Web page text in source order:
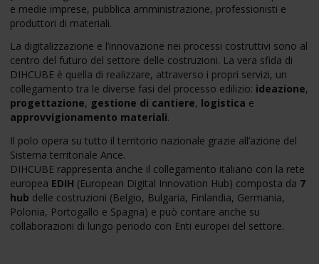
e medie imprese, pubblica amministrazione, professionisti e
produttori di materiali.
La digitalizzazione e l’innovazione nei processi costruttivi sono al
centro del futuro del settore delle costruzioni. La vera sfida di
DIHCUBE è quella di realizzare, attraverso i propri servizi, un
collegamento tra le diverse fasi del processo edilizio: ideazione,
progettazione, gestione di cantiere, logistica e
approvvigionamento materiali.
Il polo opera su tutto il territorio nazionale grazie all’azione del
Sistema territoriale Ance.
DIHCUBE rappresenta anche il collegamento italiano con la rete
europea EDIH (European Digital Innovation Hub) composta da 7
hub delle costruzioni (Belgio, Bulgaria, Finlandia, Germania,
Polonia, Portogallo e Spagna) e può contare anche su
collaborazioni di lungo periodo con Enti europei del settore.